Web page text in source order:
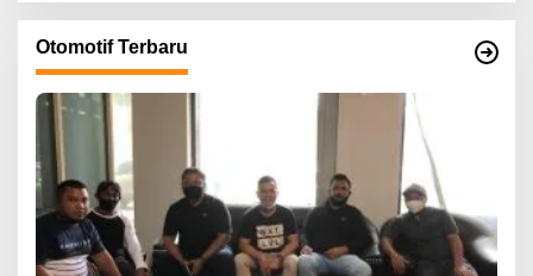
Otomotif Terbaru